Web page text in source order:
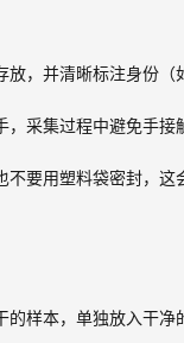
，并清晰标注身份（如
采集过程中避免手接
不要用塑料袋密封，这
的样本，单独放入干净